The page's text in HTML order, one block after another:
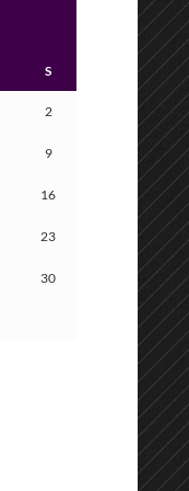
S
2
9
16
23
30